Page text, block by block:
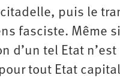
puis le
fasciste. Même
d’un tel Etat
tout Etat